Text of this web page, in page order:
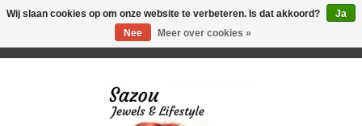
Wij slaan cookies op om onze website te verbeteren. Is dat akkoord?
Ja
Nee
Meer over cookies »